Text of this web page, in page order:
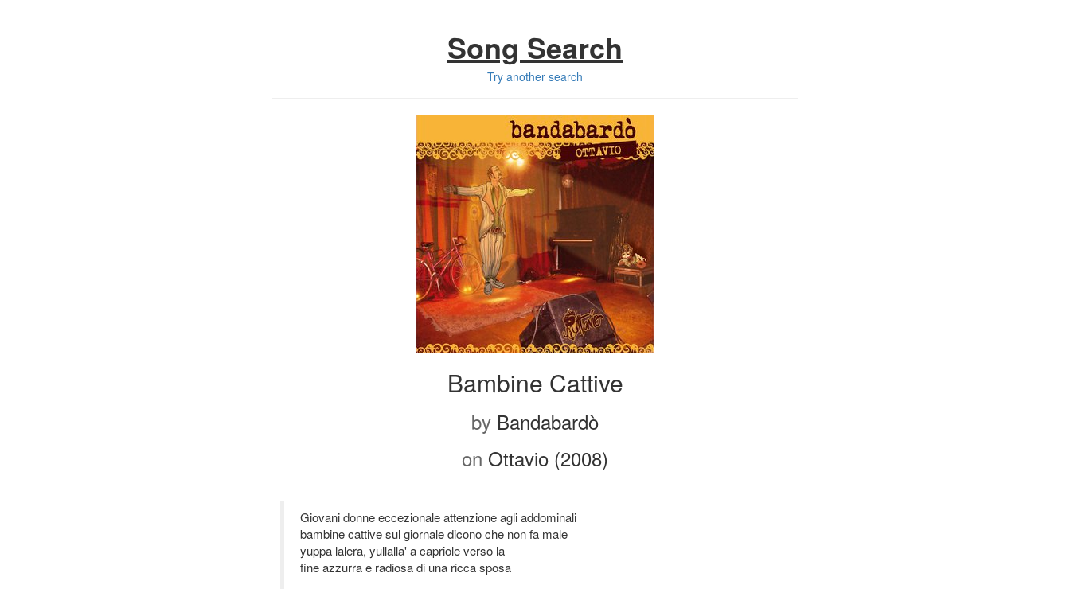
Song Search
Try another search
Bambine Cattive
by Bandabardò
on Ottavio (2008)
Giovani donne eccezionale attenzione agli addominali
bambine cattive sul giornale dicono che non fa male
yuppa lalera, yullalla' a capriole verso la
fine azzurra e radiosa di una ricca sposa